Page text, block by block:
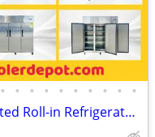
• • • • • • • • • •
Commercial Reach-in Top Mounted Roll-in Refrigerator Freezer